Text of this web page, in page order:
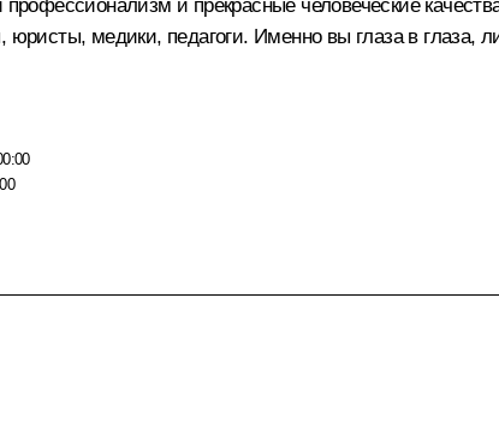
и прекрасные человеческие
медики, педагоги. Именно вы глаза в глаза,